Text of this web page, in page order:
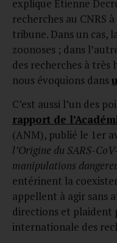
explique Étienne
recherches au CNRS
tribune. Dans un cas,
zoonoses ; dans
des recherches à très
nous évoquions dans
C’est aussi l’un des
rapport de
(ANM), publié le 1er
l’Origine du SARS-
manipulations
entérinent la
appellent à agir sans
directions et plaident
internationale des